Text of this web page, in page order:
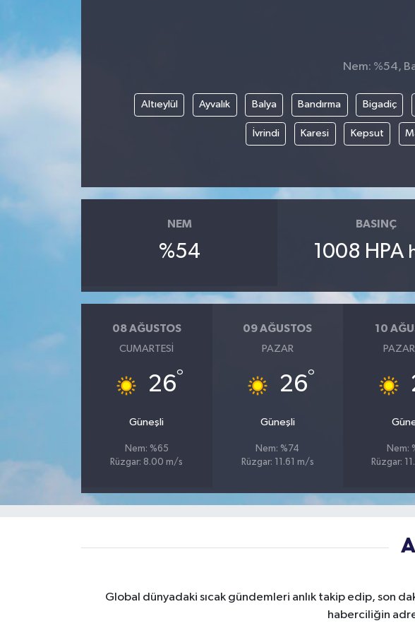
Nem: %54,
Altıeylül Ayvalık Balya Bandırma Bigadiç
İvrindi Karesi Kepsut
NEM
%54
BASINÇ
1008 HPA
08 AĞUSTOS
CUMARTESI
26°
Güneşli
Nem: %65
Rüzgar: 8.00 m/s
09 AĞUSTOS
PAZAR
26°
Güneşli
Nem: %74
Rüzgar: 11.61 m/s
10
Nem:
Rüzgar:
Global dünyadaki sıcak gündemleri anlık takip edip, son
haberciliğin
Genel
AboneHaber Özel